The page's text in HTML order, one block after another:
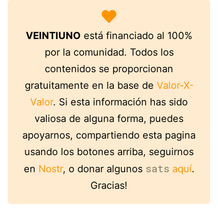
VEINTIUNO está financiado al 100%
por la comunidad. Todos los
contenidos se proporcionan
gratuitamente en la base de Valor-X-
Valor. Si esta información has sido
valiosa de alguna forma, puedes
apoyarnos, compartiendo esta pagina
usando los botones arriba, seguirnos
en Nostr, o donar algunos sats aquí.
Gracias!